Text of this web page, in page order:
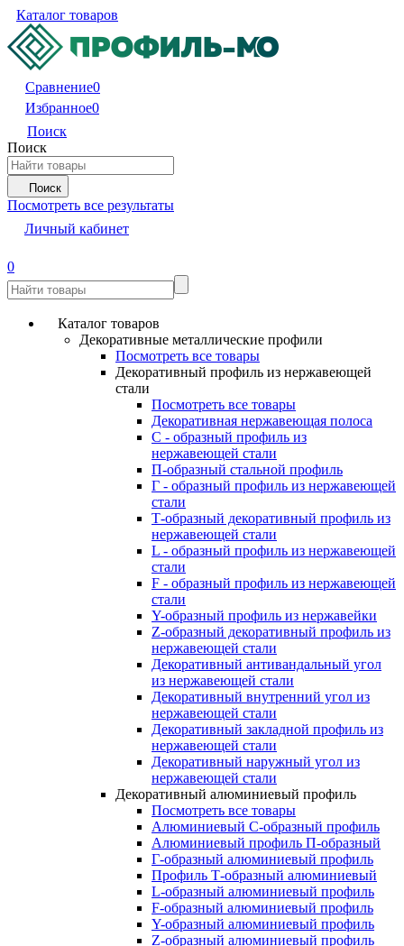
Каталог товаров
Сравнение0
Избранное0
Поиск
Поиск
Поиск
Посмотреть все результаты
Личный кабинет
0
Каталог товаров
Декоративные металлические профили
Посмотреть все товары
Декоративный профиль из нержавеющей
стали
Посмотреть все товары
Декоративная нержавеющая полоса
С - образный профиль из
нержавеющей стали
П-образный стальной профиль
Г - образный профиль из нержавеющей
стали
Т-образный декоративный профиль из
нержавеющей стали
L - образный профиль из нержавеющей
стали
F - образный профиль из нержавеющей
стали
Y-образный профиль из нержавейки
Z-образный декоративный профиль из
нержавеющей стали
Декоративный антивандальный угол
из нержавеющей стали
Декоративный внутренний угол из
нержавеющей стали
Декоративный закладной профиль из
нержавеющей стали
Декоративный наружный угол из
нержавеющей стали
Декоративный алюминиевый профиль
Посмотреть все товары
Алюминиевый С-образный профиль
Алюминиевый профиль П-образный
Г-образный алюминиевый профиль
Профиль Т-образный алюминиевый
L-образный алюминиевый профиль
F-образный алюминиевый профиль
Y-образный алюминиевый профиль
Z-образный алюминиевый профиль